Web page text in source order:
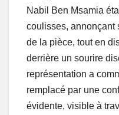
Nabil Ben Msamia
coulisses, annonçant
de la pièce, tout en
derrière un sourire
représentation a
remplacé par une
évidente, visible à